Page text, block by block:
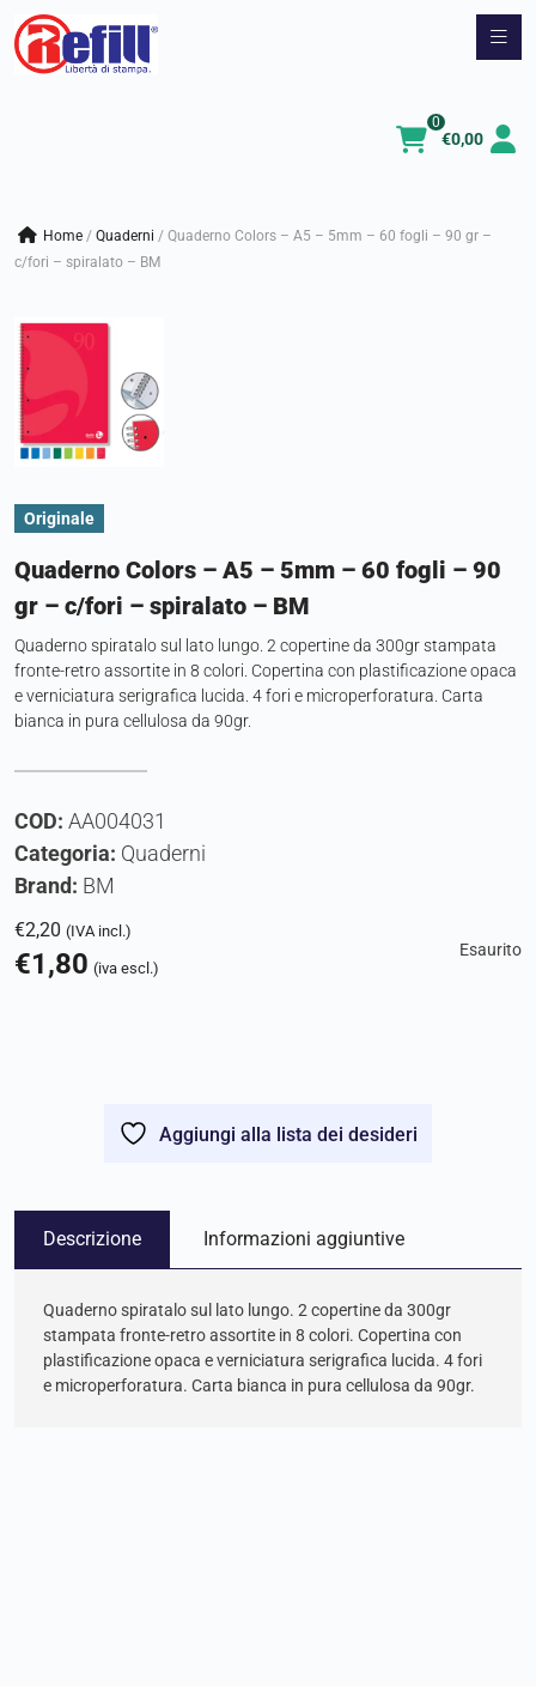
Vai
€0,00
0
Home / quaderni / Quaderno Colors – A5 – 5mm – 60 fogli – 90 gr –
c/fori – spiralato – BM
Originale
Quaderno Colors – A5 – 5mm – 60 fogli – 90
gr – c/fori – spiralato – BM
Quaderno spiratalo sul lato lungo. 2 copertine da 300gr stampata
fronte-retro assortite in 8 colori. Copertina con plastificazione opaca
e verniciatura serigrafica lucida. 4 fori e microperforatura. Carta
bianca in pura cellulosa da 90gr.
COD: AA004031
Categoria: Quaderni
Brand: BM
€2,20 (IVA incl.)
€1,80 (iva escl.)
Esaurito
Aggiungi alla lista dei desideri
Descrizione Informazioni aggiuntive
Quaderno spiratalo sul lato lungo. 2 copertine da 300gr
stampata fronte-retro assortite in 8 colori. Copertina con
plastificazione opaca e verniciatura serigrafica lucida. 4 fori
e microperforatura. Carta bianca in pura cellulosa da 90gr.